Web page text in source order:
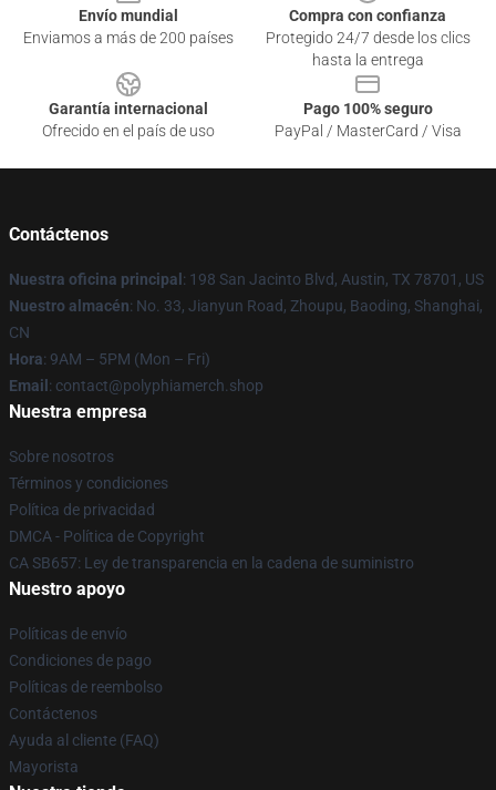
Envío mundial
Enviamos a más de 200 países
Compra con confianza
Protegido 24/7 desde los clics
hasta la entrega
Garantía internacional
Ofrecido en el país de uso
Pago 100% seguro
PayPal / MasterCard / Visa
Contáctenos
Nuestra oficina principal : 198 San Jacinto Blvd, Austin, TX 78701, US
Nuestro almacén: No. 33, Jianyun Road, Zhoupu, Baoding, Shanghai,
CN
Hora: 9AM – 5PM (Mon – Fri)
Email : contact@polyphiamerch.shop
Nuestra empresa
Sobre nosotros
Términos y condiciones
Política de privacidad
DMCA - Política de Copyright
CA SB657: Ley de transparencia en la cadena de suministro
Nuestro apoyo
Políticas de envío
Condiciones de pago
Políticas de reembolso
Contáctenos
Ayuda al cliente (FAQ)
Mayorista